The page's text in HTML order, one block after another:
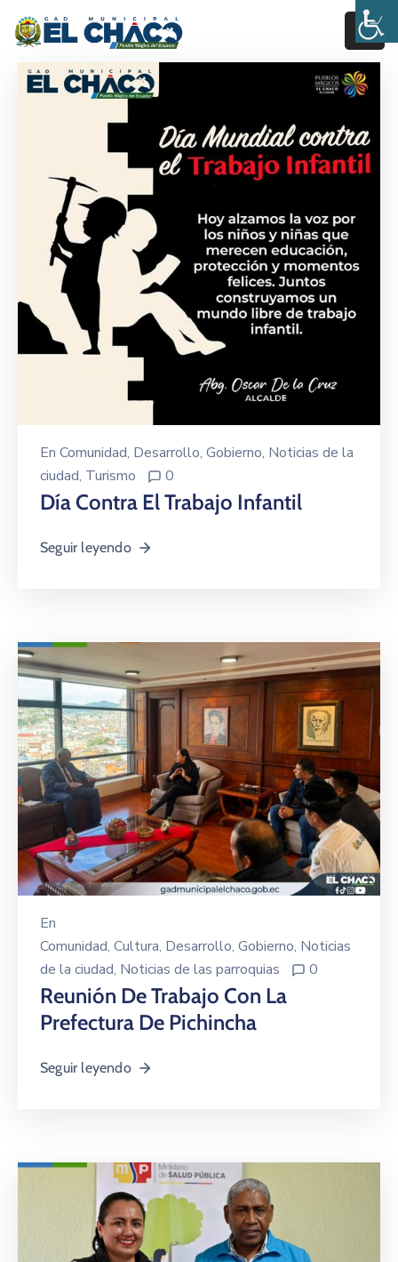
Inicio
Rendición
Cuentas
En Comunidad‚ Desarrollo‚ Gobierno‚ Noticias de la
ciudad‚ Turismo 0
Día Contra El Trabajo Infantil
Seguir leyendo
En
Comunidad‚ Cultura‚ Desarrollo‚ Gobierno‚ Noticias
de la ciudad‚ Noticias de las parroquias 0
Reunión De Trabajo Con La
Prefectura De Pichincha
Seguir leyendo